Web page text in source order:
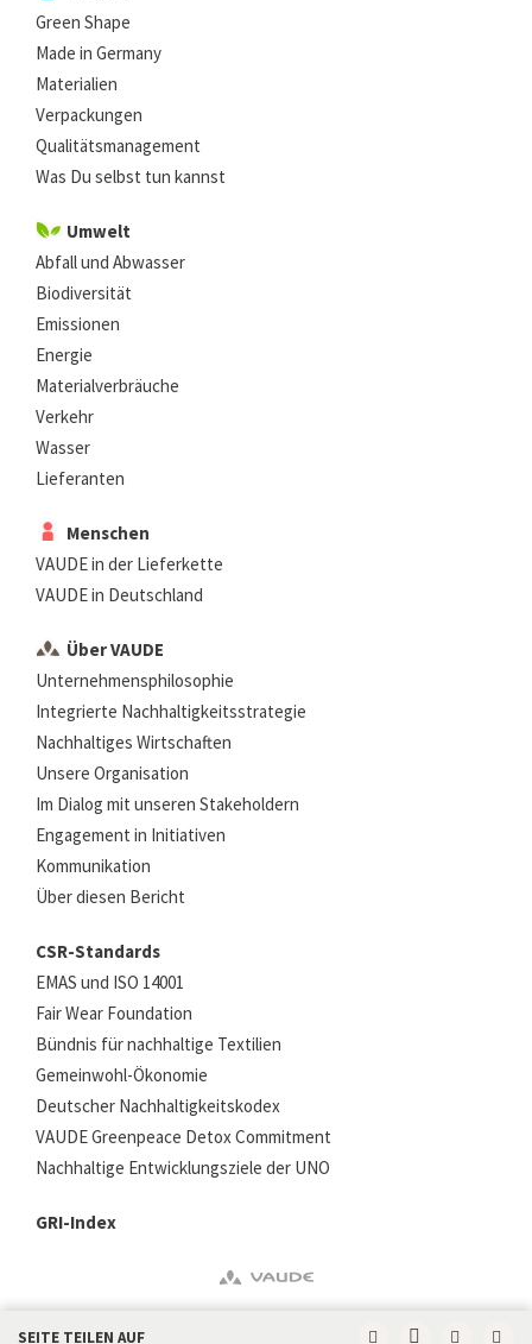
SEITE TEILEN AUF
Green Shape
Made in Germany
Materialien
Verpackungen
Qualitätsmanagement
Was Du selbst tun kannst
Umwelt
Abfall und Abwasser
Biodiversität
Emissionen
Energie
Materialverbräuche
Verkehr
Wasser
Lieferanten
Menschen
VAUDE in der Lieferkette
VAUDE in Deutschland
Über VAUDE
Unternehmensphilosophie
Integrierte Nachhaltigkeitsstrategie
Nachhaltiges Wirtschaften
Unsere Organisation
Im Dialog mit unseren Stakeholdern
Engagement in Initiativen
Kommunikation
Über diesen Bericht
CSR-Standards
EMAS und ISO 14001
Fair Wear Foundation
Bündnis für nachhaltige Textilien
Gemeinwohl-Ökonomie
Deutscher Nachhaltigkeitskodex
VAUDE Greenpeace Detox Commitment
Nachhaltige Entwicklungsziele der UNO
GRI-Index